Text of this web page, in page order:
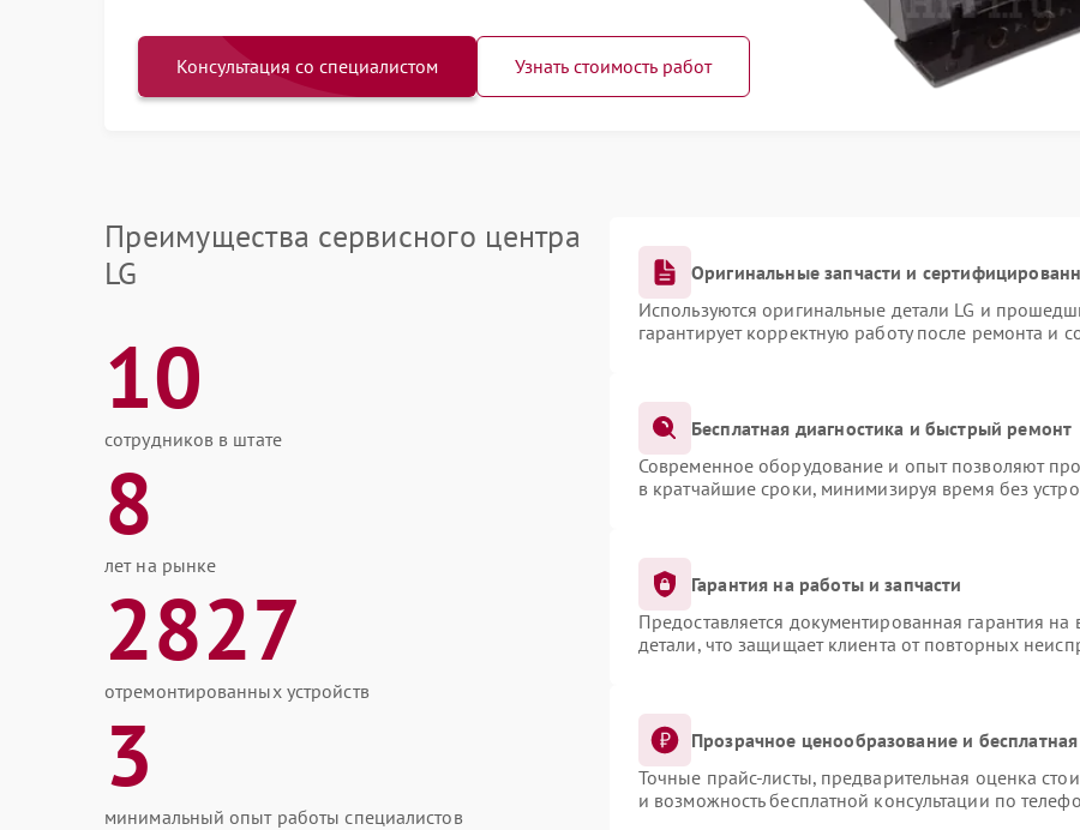
Консультация со специалистом Узнать стоимость работ
Преимущества сервисного центра
LG
10
сотрудников в штате
8
лет на рынке
2827
отремонтированных устройств
3
минимальный опыт работы специалистов
Оригинальные запчасти и
Используются оригинальные детали LG и
гарантирует корректную работу после ремонта и
Бесплатная диагностика и быстрый ремонт
Современное оборудование и опыт позволяют
в кратчайшие сроки, минимизируя время без
Гарантия на работы и запчасти
Предоставляется документированная гарантия
детали, что защищает клиента от повторных
Прозрачное ценообразование и
Точные прайс-листы, предварительная оценка
и возможность бесплатной консультации по